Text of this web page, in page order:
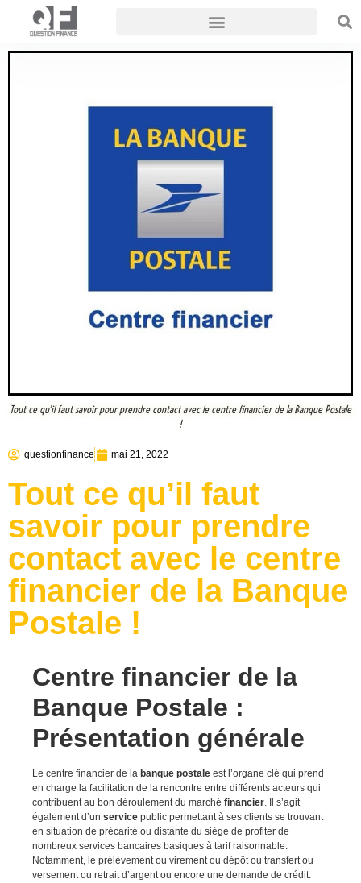
Tout ce qu’il faut savoir pour prendre contact avec le centre financier de la Banque Postale
!
questionfinance mai 21, 2022
Tout ce qu’il faut
savoir pour prendre
contact avec le centre
financier de la Banque
Postale !
Centre financier de la
Banque Postale :
Présentation générale
Le centre financier de la banque postale est l’organe clé qui prend
en charge la facilitation de la rencontre entre différents acteurs qui
contribuent au bon déroulement du marché financier. Il s’agit
également d’un service public permettant à ses clients se trouvant
en situation de précarité ou distante du siège de profiter de
nombreux services bancaires basiques à tarif raisonnable.
Notamment, le prélèvement ou virement ou dépôt ou transfert ou
versement ou retrait d’argent ou encore une demande de crédit.